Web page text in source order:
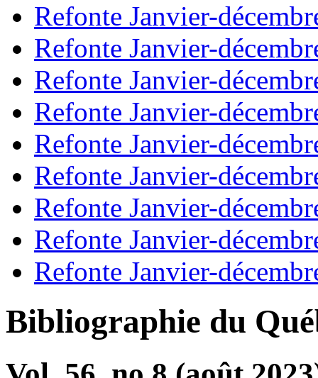
Refonte Janvier-
Refonte Janvier-
Refonte Janvier-
Refonte Janvier-
Refonte Janvier-
Refonte Janvier-
Refonte Janvier-
Refonte Janvier-
Refonte Janvier-
Bibliographie du